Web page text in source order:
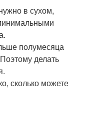
в сухом,
полумесяца
делать
сколько можете